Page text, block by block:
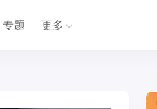
专题 更多